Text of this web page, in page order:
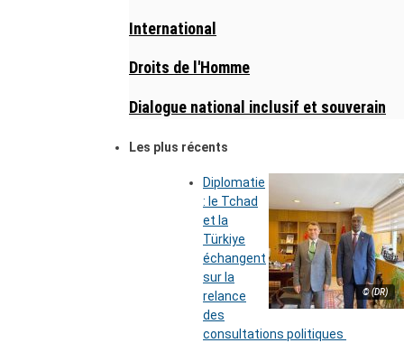
International
Droits de l'Homme
Dialogue national inclusif et souverain
Les plus récents
© (DR)
Diplomatie
: le Tchad
et la
Türkiye
échangent
sur la
relance
des
consultations politiques